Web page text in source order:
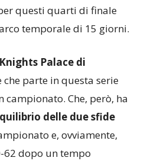
questi quarti di finale
temporale di 15 giorni.
Palace di
che parte in questa serie
Che, però, ha
delle due sfide
e, ovviamente,
dopo un tempo